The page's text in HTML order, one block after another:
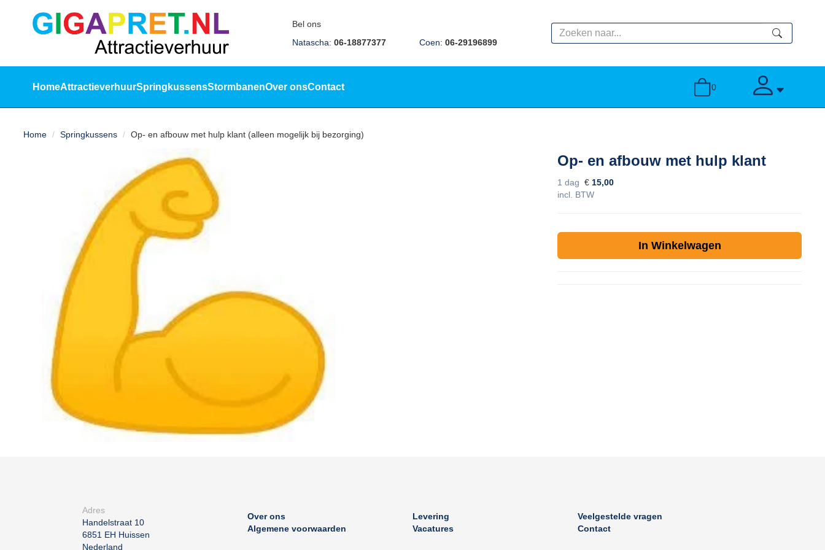
Bel ons
Natascha: 06-18877377 Coen: 06-29196899 zoeken
HomeAttractieverhuurSpringkussensStormbanenOver onsContact 0
toggle account
Attractieverhuur
zoeken
Home Springkussens Op- en afbouw met hulp klant (alleen mogelijk bij bezorging)
Op- en afbouw met hulp klant
1 dag € 15,00
incl. BTW
In Winkelwagen
Adres
Handelstraat 10
6851 EH Huissen
Nederland
Over ons
Algemene voorwaarden
Levering
Vacatures
Veelgestelde vragen
Contact